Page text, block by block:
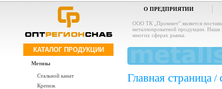
КАТАЛОГ ПРОДУКЦИИ
Метизы
Стальной канат
Крепеж
О ПРЕДПРИЯТИИ
ООО ТК „Проммет” является
металлопрокатной продукции. Наша
многих сферах рынка.
Главная страница /